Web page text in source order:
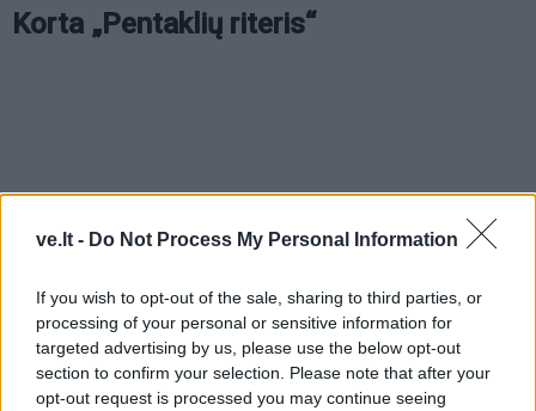
ve.lt - Do Not Process My Personal Information
If you wish to opt-out of the sale, sharing to third parties, or
processing of your personal or sensitive information for
targeted advertising by us, please use the below opt-out
section to confirm your selection. Please note that after your
opt-out request is processed you may continue seeing
Korta „Pentaklių riteris“